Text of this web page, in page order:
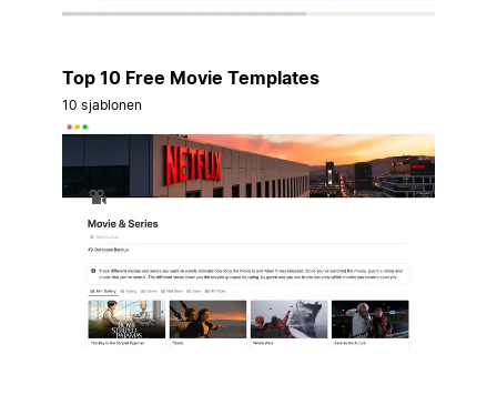
Top 10 Free Movie Templates
10 sjablonen